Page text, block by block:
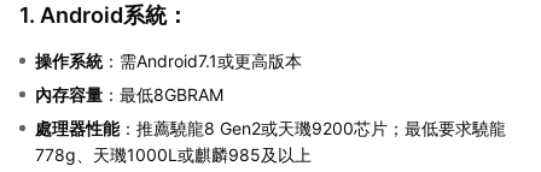
1. Android系統：
操作系統：需Android7.1或更高版本
內存容量 ：最低8GBRAM
處理器性能：推薦驍龍8 Gen2或天璣9200芯片；最低要求驍龍
778g、天璣1000L或麒麟985及以上